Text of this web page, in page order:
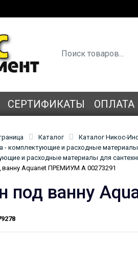
СЕРТИФИКАТЫ ОПЛАТА
Каталог
Каталог Никос-
- комплектующие и расходные материалы
и расходные материалы для
ванну Aquanet ПРЕМИУМ А 00273291
под ванну